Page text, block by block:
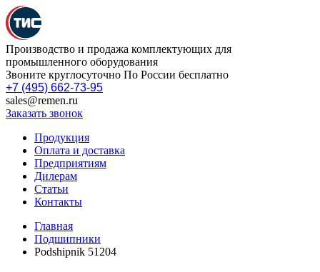
Производство и продажа комплектующих для
промышленного оборудования
Звоните круглосуточно По России бесплатно
+7 (495) 662-73-95
sales@remen.ru
Заказать звонок
Продукция
Оплата и доставка
Предприятиям
Дилерам
Статьи
Контакты
Главная
Подшипники
Podshipnik 51204